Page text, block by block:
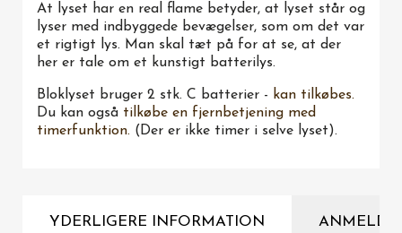
At lyset har en real flame betyder, at lyset står og
lyser med indbyggede bevægelser, som om det var
et rigtigt lys. Man skal tæt på for at se, at der
her er tale om et kunstigt batterilys.
Bloklyset bruger 2 stk. C batterier - kan tilkøbes.
Du kan også tilkøbe en fjernbetjening med
timerfunktion. (Der er ikke timer i selve lyset).
YDERLIGERE INFORMATION